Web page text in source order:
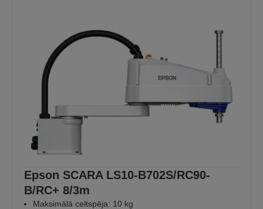
Epson SCARA LS10-B702S/RC90-
B/RC+ 8/3m
Maksimālā celtspēja: 10 kg